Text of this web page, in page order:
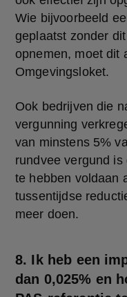
Wie bijvoorbeeld
geplaatst zonder
opnemen, moet dit
Omgevingsloket.
Ook bedrijven die
vergunning
van minstens 5%
rundvee vergund
te hebben voldaan
tussentijdse
meer doen.
8. Ik heb een
dan 0,025% en